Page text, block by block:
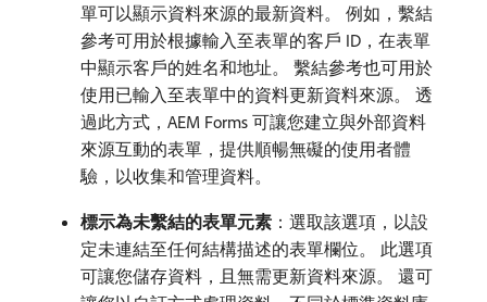
單可以顯示資料來源的最新資料。 例如，繫結
參考可用於根據輸入至表單的客戶 ID，在表單
中顯示客戶的姓名和地址。 繫結參考也可用於
使用已輸入至表單中的資料更新資料來源。 透
過此方式，AEM Forms 可讓您建立與外部資料
來源互動的表單，提供順暢無礙的使用者體
驗，以收集和管理資料。
標示為未繫結的表單元素 ：選取該選項，以設
定未連結至任何結構描述的表單欄位。 此選項
可讓您儲存資料，且無需更新資料來源。 還可